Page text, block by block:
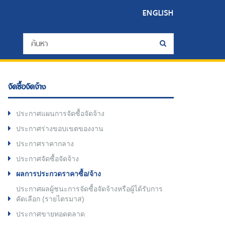
ENGLISH
จัดซื้อจัดจ้าง
ประกาศแผนการจัดซื้อจัดจ้าง
ประกาศร่างขอบเขตของงาน
ประกาศราคากลาง
ประกาศจัดซื้อจัดจ้าง
ผลการประกวดราคาซื้อ/จ้าง
ประกาศผลผู้ชนะการจัดซื้อจัดจ้างหรือผู้ได้รับการ
คัดเลือก (รายไตรมาส)
ประกาศขายทอดตลาด